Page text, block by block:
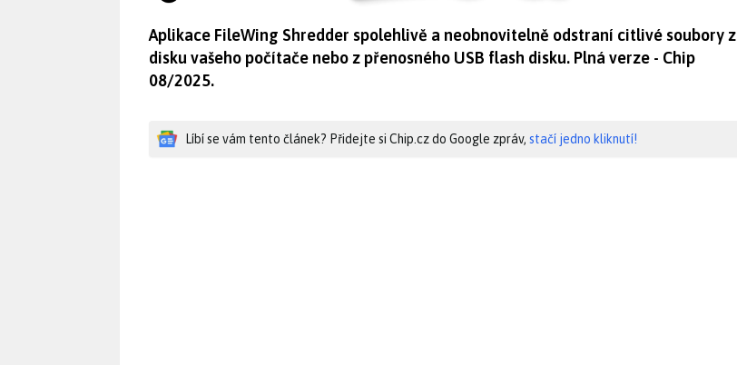
Aplikace FileWing Shredder spolehlivě a neobnovitelně odstraní citlivé soubory z
disku vašeho počítače nebo z přenosného USB flash disku. Plná verze - Chip
08/2025.
Líbí se vám tento článek? Přidejte si Chip.cz do Google zpráv, stačí jedno kliknutí!